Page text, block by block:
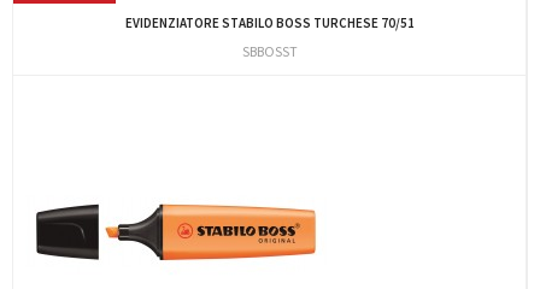
EVIDENZIATORE STABILO BOSS TURCHESE 70/51
SBBOSST